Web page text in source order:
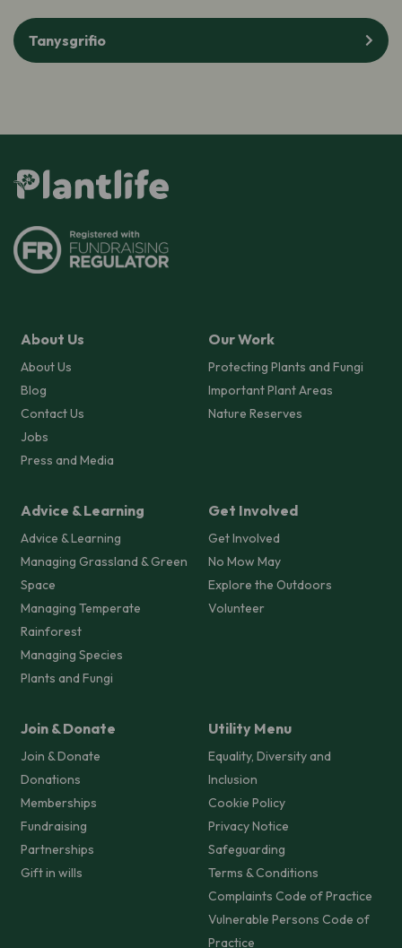
Tanysgrifio
About Us
About Us
Blog
Contact Us
Jobs
Press and Media
Our Work
Protecting Plants and Fungi
Important Plant Areas
Nature Reserves
Advice & Learning
Advice & Learning
Managing Grassland & Green
Space
Managing Temperate
Rainforest
Managing Species
Plants and Fungi
Get Involved
Get Involved
No Mow May
Explore the Outdoors
Volunteer
Join & Donate
Join & Donate
Donations
Memberships
Fundraising
Partnerships
Gift in wills
Utility Menu
Equality, Diversity and
Inclusion
Cookie Policy
Privacy Notice
Safeguarding
Terms & Conditions
Complaints Code of Practice
Vulnerable Persons Code of
Practice